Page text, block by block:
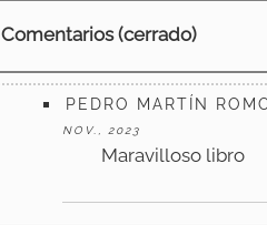
Comentarios (cerrado)
PEDRO MARTÍN
NOV., 2023
Maravilloso libro